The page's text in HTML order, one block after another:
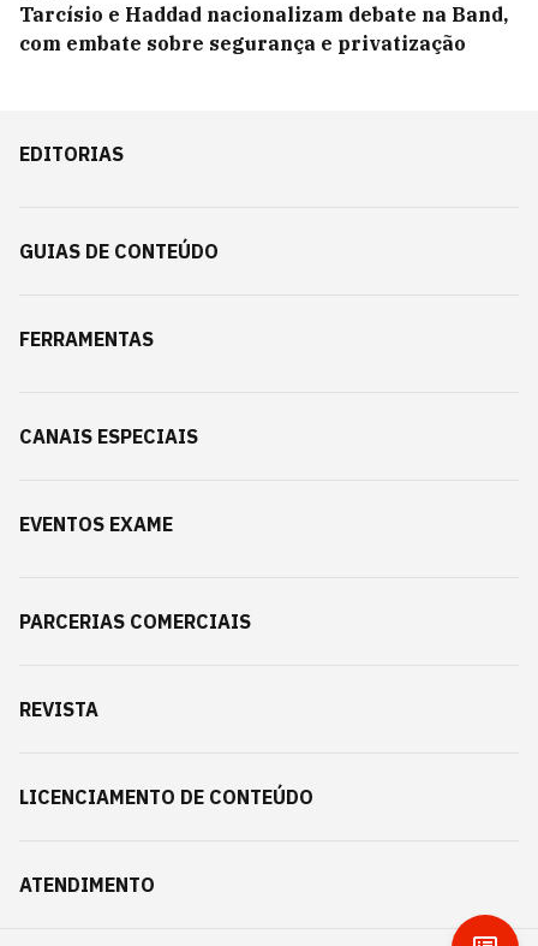
Tarcísio e Haddad nacionalizam debate na Band,
com embate sobre segurança e privatização
EDITORIAS
GUIAS DE CONTEÚDO
FERRAMENTAS
CANAIS ESPECIAIS
EVENTOS EXAME
PARCERIAS COMERCIAIS
REVISTA
LICENCIAMENTO DE CONTEÚDO
ATENDIMENTO